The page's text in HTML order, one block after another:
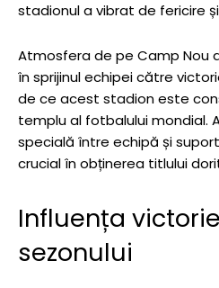
stadionul a vibrat de fericire
Atmosfera de pe Camp Nou
în sprijinul echipei către
de ce acest stadion este
templu al fotbalului mondial.
specială între echipă și
crucial în obținerea titlului
Influența
sezonului